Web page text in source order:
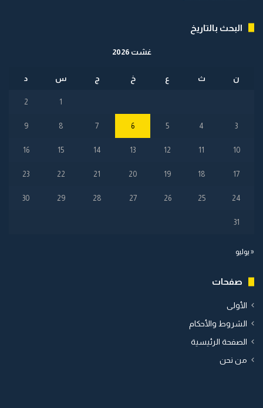
البحث بالتاريخ
غشت 2026
ن ث ع خ ج س د
1
2
3
4
5
6
7
8
9
10
11
12
13
14
15
16
17
18
19
20
21
22
23
24
25
26
27
28
29
30
31
« يوليو
صفحات
الأولى
الشروط والأحكام
الصفحة الرئيسية
من نحن